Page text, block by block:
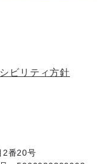
ビリティ方針
2番20号